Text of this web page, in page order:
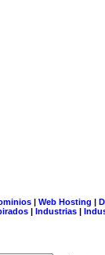
| Web Hosting |
| Industrias |